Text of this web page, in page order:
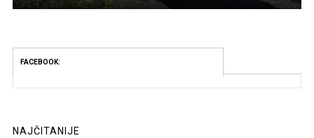
FACEBOOK:
NAJČITANIJE